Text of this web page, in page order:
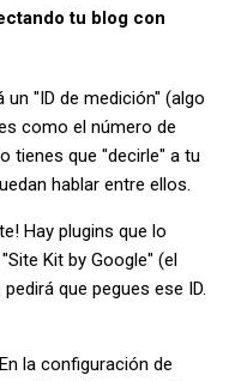
tu blog con
"ID de medición" (algo
como el número de
tienes que "decirle" a tu
hablar entre ellos.
Hay plugins que lo
Kit by Google" (el
que pegues ese ID.
la configuración de